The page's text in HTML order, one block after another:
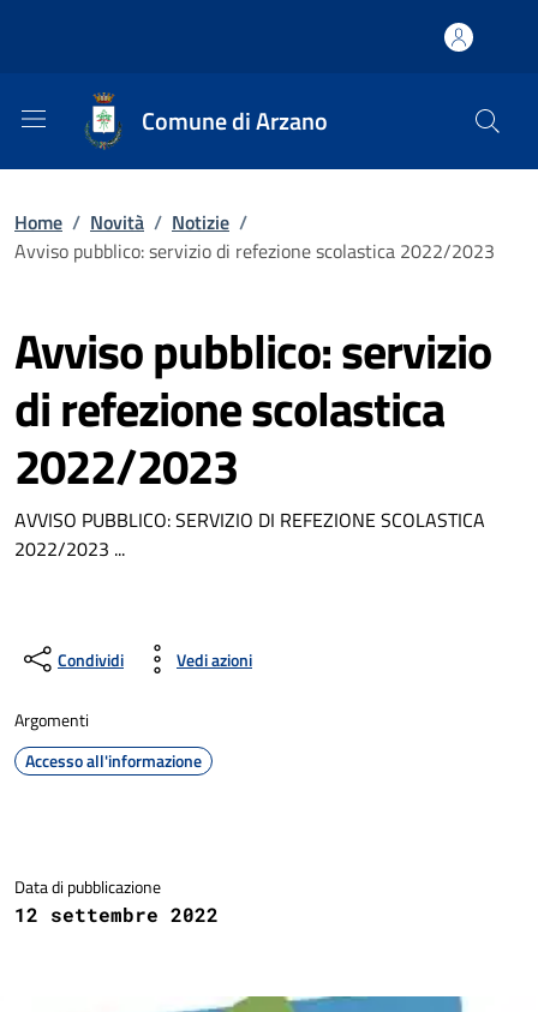
Comune di Arzano
Home / Novità / Notizie /
Avviso pubblico: servizio di refezione scolastica 2022/2023
Avviso pubblico: servizio
di refezione scolastica
2022/2023
AVVISO PUBBLICO: SERVIZIO DI REFEZIONE SCOLASTICA
2022/2023 ...
Condividi Vedi azioni
Argomenti
Accesso all'informazione
Data di pubblicazione
12 settembre 2022